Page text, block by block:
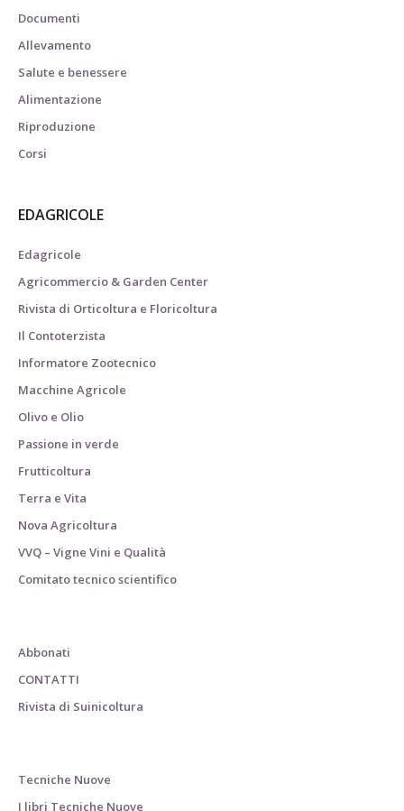
Documenti
Allevamento
Salute e benessere
Alimentazione
Riproduzione
Corsi
EDAGRICOLE
Edagricole
Agricommercio & Garden Center
Rivista di Orticoltura e Floricoltura
Il Contoterzista
Informatore Zootecnico
Macchine Agricole
Olivo e Olio
Passione in verde
Frutticoltura
Terra e Vita
Nova Agricoltura
VVQ – Vigne Vini e Qualità
Comitato tecnico scientifico
Abbonati
CONTATTI
Rivista di Suinicoltura
Tecniche Nuove
I libri Tecniche Nuove